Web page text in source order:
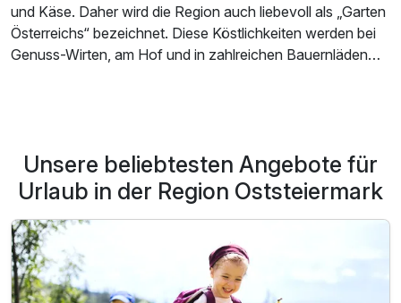
und Käse. Daher wird die Region auch liebevoll als „Garten
Österreichs“ bezeichnet. Diese Köstlichkeiten werden bei
Genuss-Wirten, am Hof und in zahlreichen Bauernläden
Region führen auch einige Etappen der Wanderroute „Vom
Gletscher zum Wein“. Radfahrer kommen hingegen am
Raabtalradweg und am Feistritztalradweg auf ihre Kosten.
Nach dem Sport laden die traumhaften Thermen auf
DeinemUrlaub in der Oststeiermark
ein. Tauche ab in wohlig-warmes Thermalwasser und lass
Dich anschließend bei einer Kräutermassage verwöhnen.
Unsere beliebtesten Angebote für
Urlaub in der Region Oststeiermark